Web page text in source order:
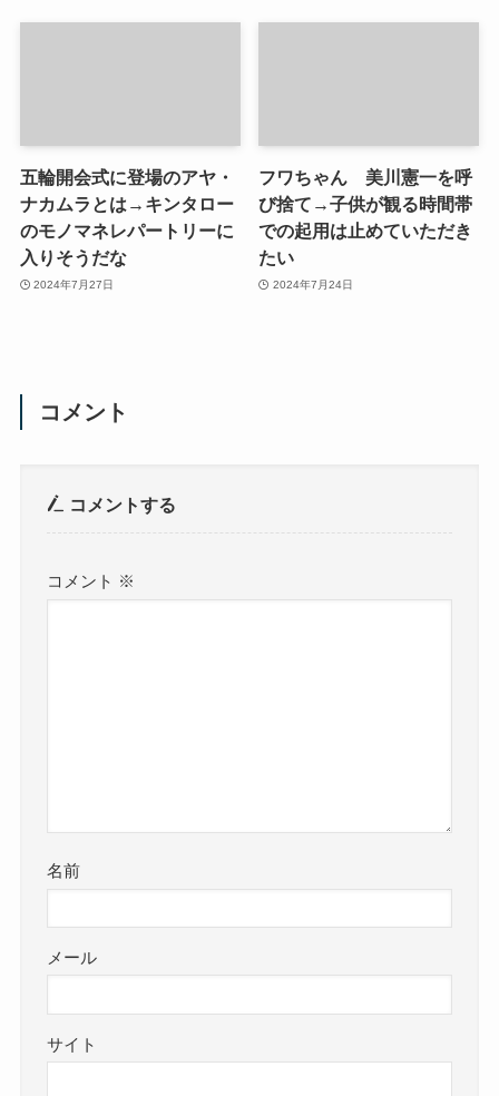
五輪開会式に登場のアヤ・
ナカムラとは→キンタロー
のモノマネレパートリーに
入りそうだな
2024年7月27日
フワちゃん 美川憲一を呼
び捨て→子供が観る時間帯
での起用は止めていただき
たい
2024年7月24日
コメント
コメントする
コメント ※
名前
メール
サイト